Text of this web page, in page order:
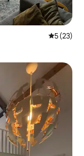
평점 5점
5 (23)